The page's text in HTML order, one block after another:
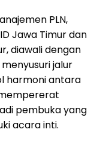
PLN,
Jawa Timur dan
diawali dengan
jalur
harmoni antara
pembuka yang
acara inti.